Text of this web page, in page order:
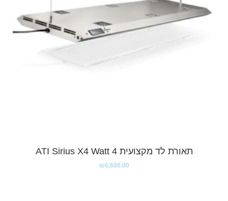
תאורת לד מקצועית ATI Sirius X4 Watt 4
₪6,600.00